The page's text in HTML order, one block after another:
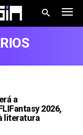
a
2026,
literatura